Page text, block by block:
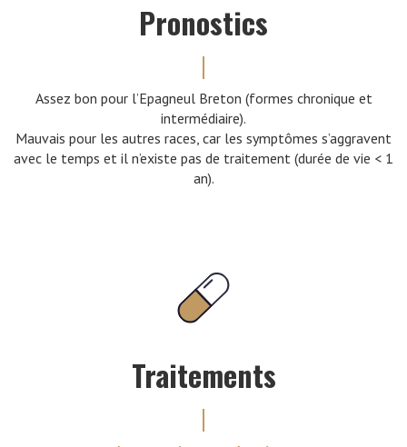
Pronostics
Assez bon pour l’Epagneul Breton (formes chronique et
intermédiaire).
Mauvais pour les autres races, car les symptômes s’aggravent
avec le temps et il n’existe pas de traitement (durée de vie < 1
an).
Traitements